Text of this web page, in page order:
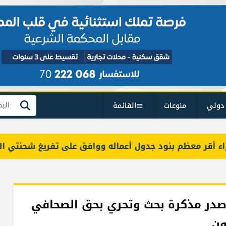
منوعات القائمة بحث
معظم بنود جدول أعماله ووافق على تفريغ شحنتي
مذكرة بحث وتحري بحق الصحافي